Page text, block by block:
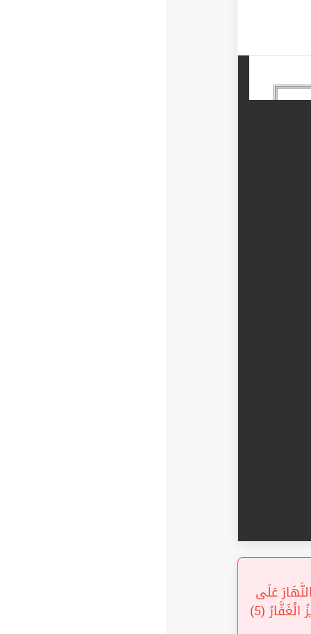
عَلَى
اللَّيْلِ وَسَخَّرَ الشَّمْسَ وَالْقَمَرَ كُلٌّ يَجْرِي لِأَجَلٍ مُسَمًّى أَلَا هُوَ الْعَزِيزُ الْغَفَّارُ (5)